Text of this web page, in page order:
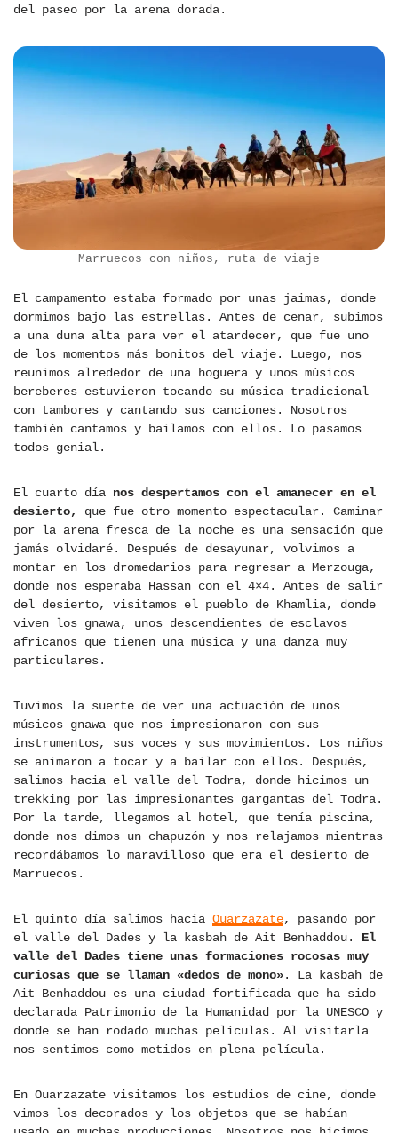
del paseo por la arena dorada.
Marruecos con niños, ruta de viaje
El campamento estaba formado por unas jaimas, donde
dormimos bajo las estrellas. Antes de cenar, subimos
a una duna alta para ver el atardecer, que fue uno
de los momentos más bonitos del viaje. Luego, nos
reunimos alrededor de una hoguera y unos músicos
bereberes estuvieron tocando su música tradicional
con tambores y cantando sus canciones. Nosotros
también cantamos y bailamos con ellos. Lo pasamos
todos genial.
El cuarto día nos despertamos con el amanecer en el
desierto,
que fue otro momento espectacular. Caminar
por la arena fresca de la noche es una sensación que
jamás olvidaré. Después de desayunar, volvimos a
montar en los dromedarios para regresar a Merzouga,
donde nos esperaba Hassan con el 4×4. Antes de salir
del desierto, visitamos el pueblo de Khamlia, donde
viven los gnawa, unos descendientes de esclavos
africanos que tienen una música y una danza muy
particulares.
Tuvimos la suerte de ver una actuación de unos
músicos gnawa que nos impresionaron con sus
instrumentos, sus voces y sus movimientos. Los niños
se animaron a tocar y a bailar con ellos. Después,
salimos hacia el valle del Todra, donde hicimos un
trekking por las impresionantes gargantas del Todra.
Por la tarde, llegamos al hotel, que tenía piscina,
donde nos dimos un chapuzón y nos relajamos mientras
recordábamos lo maravilloso que era el desierto de
Marruecos.
El quinto día salimos hacia Ouarzazate, pasando por
el valle del Dades y la kasbah de Ait Benhaddou. El
valle del Dades tiene unas formaciones rocosas muy
curiosas que se llaman «dedos de mono». La kasbah de
Ait Benhaddou es una ciudad fortificada que ha sido
declarada Patrimonio de la Humanidad por la UNESCO y
donde se han rodado muchas películas. Al visitarla
nos sentimos como metidos en plena película.
En Ouarzazate visitamos los estudios de cine, donde
vimos los decorados y los objetos que se habían